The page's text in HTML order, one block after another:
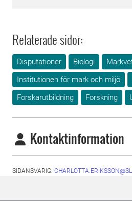
Relaterade sidor:
Disputationer Biologi
Institutionen för mark och miljö
Forskarutbildning
Forskning
Kontaktinformation
SIDANSVARIG: